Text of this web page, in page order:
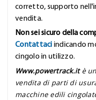
corretto, supporto
vendita.
Non sei sicuro della
Contattaci indicando
cingolo in utilizzo.
Www.powertrack.it è
vendita di parti di
macchine edili